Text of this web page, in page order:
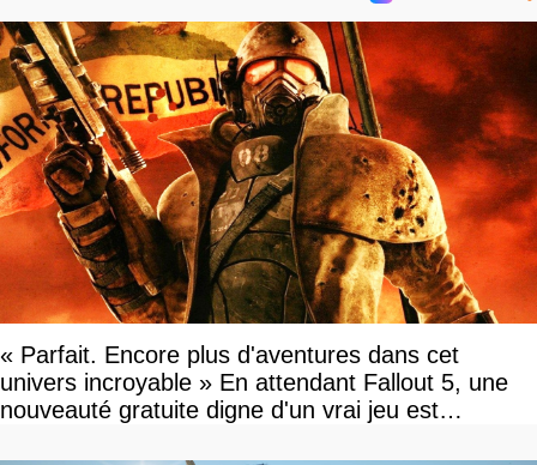
« Parfait. Encore plus d'aventures dans cet
univers incroyable » En attendant Fallout 5, une
nouveauté gratuite digne d'un vrai jeu est